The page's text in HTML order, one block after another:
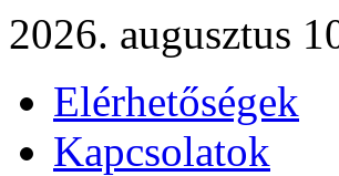
2026. augusztus
Elérhetőségek
Kapcsolatok